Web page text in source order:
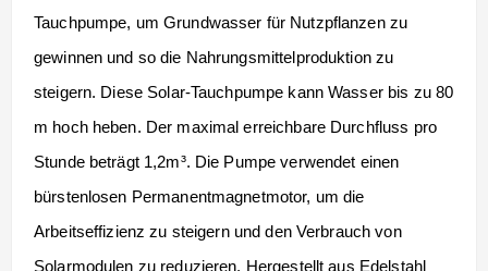
Tauchpumpe, um Grundwasser für Nutzpflanzen zu
gewinnen und so die Nahrungsmittelproduktion zu
steigern. Diese Solar-Tauchpumpe kann Wasser bis zu 80
m hoch heben. Der maximal erreichbare Durchfluss pro
Stunde beträgt 1,2m³. Die Pumpe verwendet einen
bürstenlosen Permanentmagnetmotor, um die
Arbeitseffizienz zu steigern und den Verbrauch von
Solarmodulen zu reduzieren. Hergestellt aus Edelstahl